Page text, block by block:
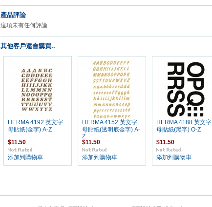
產品評論
這項未有任何評論
其他客戶還會購買..
HERMA 4192 英文字
母貼紙(金字) A-Z
$11.50
添加到購物車
HERMA 4152 英文字
母貼紙(透明底金字) A-
Z
$11.50
添加到購物車
HERMA 4188 英文字
母貼紙(黑字) O-Z
$11.50
添加到購物車